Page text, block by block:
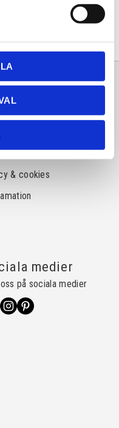
& svar
& cookies
medier
på sociala medier